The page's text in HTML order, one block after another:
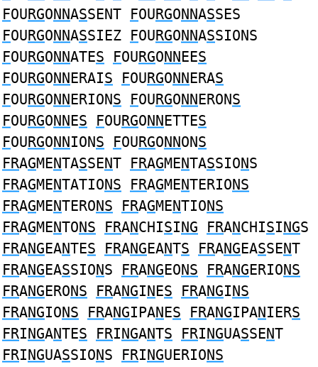
FOURGONNASSENT FOURGONNASSES
FOURGONNASSIEZ FOURGONNASSIONS
FOURGONNATES FOURGONNEES
FOURGONNERAIS FOURGONNERAS
FOURGONNERIONS FOURGONNERONS
FOURGONNES FOURGONNETTES
FOURGONNIONS FOURGONNONS
FRAGMENTASSENT FRAGMENTASSIONS
FRAGMENTATIONS FRAGMENTERIONS
FRAGMENTERONS FRAGMENTIONS
FRAGMENTONS FRANCHISING FRANCHISINGS
FRANGEANTES FRANGEANTS FRANGEASSENT
FRANGEASSIONS FRANGEONS FRANGERIONS
FRANGERONS FRANGINES FRANGINS
FRANGIONS FRANGIPANES FRANGIPANIERS
FRINGANTES FRINGANTS FRINGUASSENT
FRINGUASSIONS FRINGUERIONS